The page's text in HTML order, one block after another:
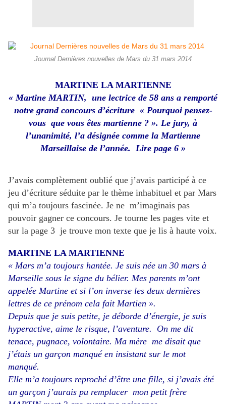
Journal Dernières nouvelles de Mars du 31 mars 2014
MARTINE LA MARTIENNE
« Martine MARTIN, une lectrice de 58 ans a remporté
notre grand concours d’écriture « Pourquoi pensez-
vous que vous êtes martienne ? ». Le jury, à
l’unanimité, l’a désignée comme la Martienne
Marseillaise de l’année. Lire page 6 »
J’avais complètement oublié que j’avais participé à ce
jeu d’écriture séduite par le thème inhabituel et par Mars
qui m’a toujours fascinée. Je ne m’imaginais pas
pouvoir gagner ce concours. Je tourne les pages vite et
sur la page 3 je trouve mon texte que je lis à haute voix.
MARTINE LA MARTIENNE
« Mars m’a toujours hantée. Je suis née un 30 mars à
Marseille sous le signe du bélier. Mes parents m’ont
appelée Martine et si l’on inverse les deux dernières
lettres de ce prénom cela fait Martien ».
Depuis que je suis petite, je déborde d’énergie, je suis
hyperactive, aime le risque, l’aventure. On me dit
tenace, pugnace, volontaire. Ma mère me disait que
j’étais un garçon manqué en insistant sur le mot
manqué.
Elle m’a toujours reproché d’être une fille, si j’avais été
un garçon j’aurais pu remplacer mon petit frère